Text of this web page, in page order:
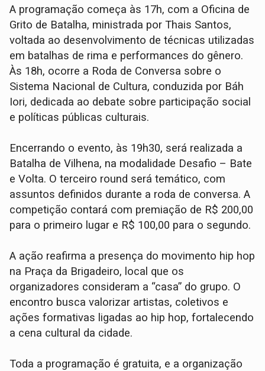
A programação começa às 17h, com a Oficina de
Grito de Batalha, ministrada por Thais Santos,
voltada ao desenvolvimento de técnicas utilizadas
em batalhas de rima e performances do gênero.
Às 18h, ocorre a Roda de Conversa sobre o
Sistema Nacional de Cultura, conduzida por Báh
Iori, dedicada ao debate sobre participação social
e políticas públicas culturais.
Encerrando o evento, às 19h30, será realizada a
Batalha de Vilhena, na modalidade Desafio – Bate
e Volta. O terceiro round será temático, com
assuntos definidos durante a roda de conversa. A
competição contará com premiação de R$ 200,00
para o primeiro lugar e R$ 100,00 para o segundo.
A ação reafirma a presença do movimento hip hop
na Praça da Brigadeiro, local que os
organizadores consideram a “casa” do grupo. O
encontro busca valorizar artistas, coletivos e
ações formativas ligadas ao hip hop, fortalecendo
a cena cultural da cidade.
Toda a programação é gratuita, e a organização